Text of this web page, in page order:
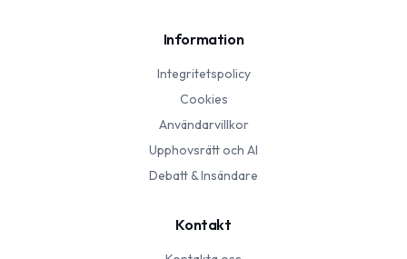
Information
Integritetspolicy
Cookies
Användarvillkor
Upphovsrätt och AI
Debatt & Insändare
Kontakt